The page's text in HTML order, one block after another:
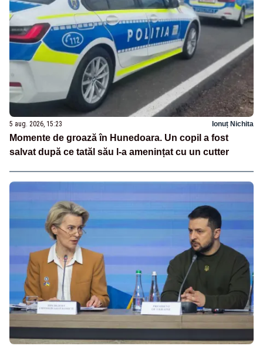
5 aug. 2026, 15:23 Ionuț Nichita
Momente de groază în Hunedoara. Un copil a fost
salvat după ce tatăl său l-a amenințat cu un cutter